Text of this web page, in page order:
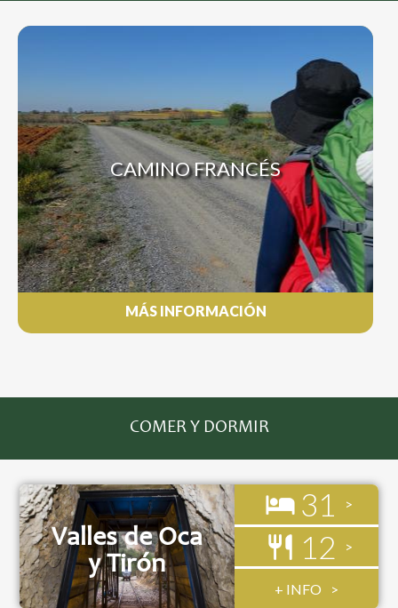
CAMINO FRANCÉS
MÁS INFORMACIÓN
COMER Y DORMIR
Valles de Oca
y Tirón
31
12
+ INFO